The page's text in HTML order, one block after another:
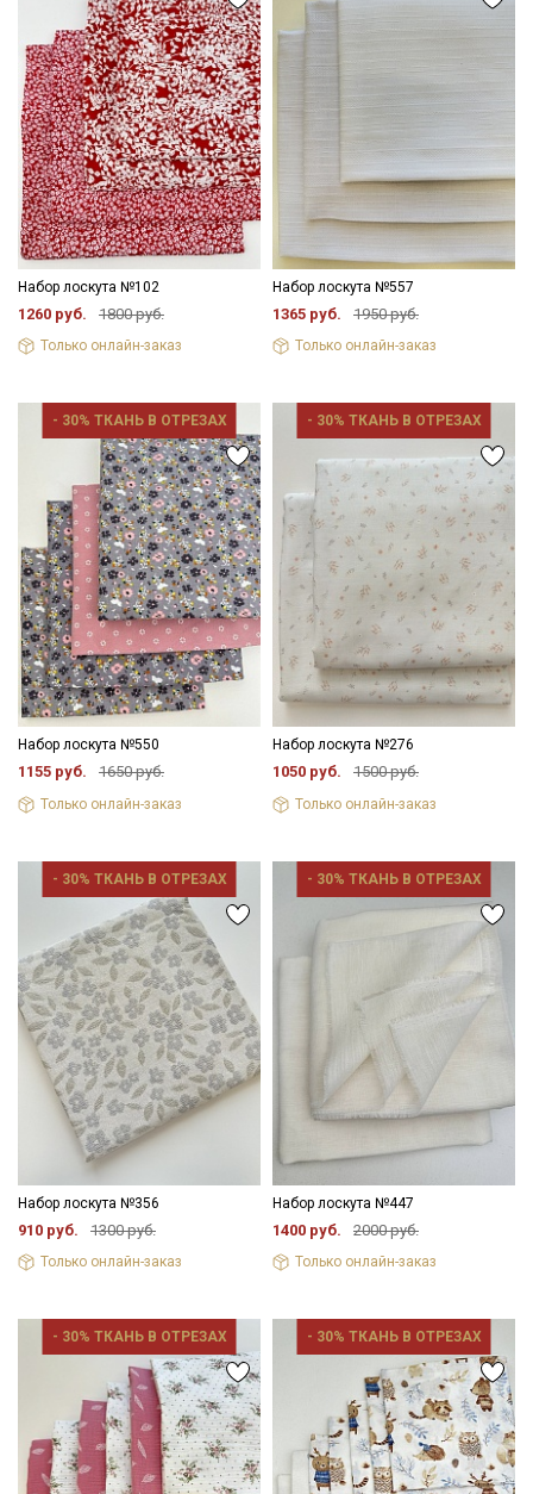
Набор лоскута №102
1260 руб. 1800 руб.
Только онлайн-заказ
Набор лоскута №557
1365 руб. 1950 руб.
Только онлайн-заказ
- 30% ТКАНЬ В ОТРЕЗАХ
Набор лоскута №550
1155 руб. 1650 руб.
Только онлайн-заказ
- 30% ТКАНЬ В ОТРЕЗАХ
Набор лоскута №276
1050 руб. 1500 руб.
Только онлайн-заказ
- 30% ТКАНЬ В ОТРЕЗАХ
Набор лоскута №356
910 руб. 1300 руб.
Только онлайн-заказ
- 30% ТКАНЬ В ОТРЕЗАХ
Набор лоскута №447
1400 руб. 2000 руб.
Только онлайн-заказ
- 30% ТКАНЬ В ОТРЕЗАХ - 30% ТКАНЬ В ОТРЕЗАХ